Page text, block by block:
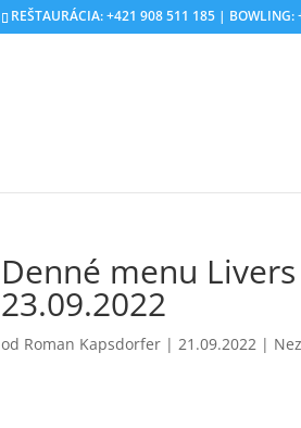
REŠTAURÁCIA: +421 908 511 185 |
Denné menu
23.09.2022
od Roman Kapsdorfer | 21.09.2022 |